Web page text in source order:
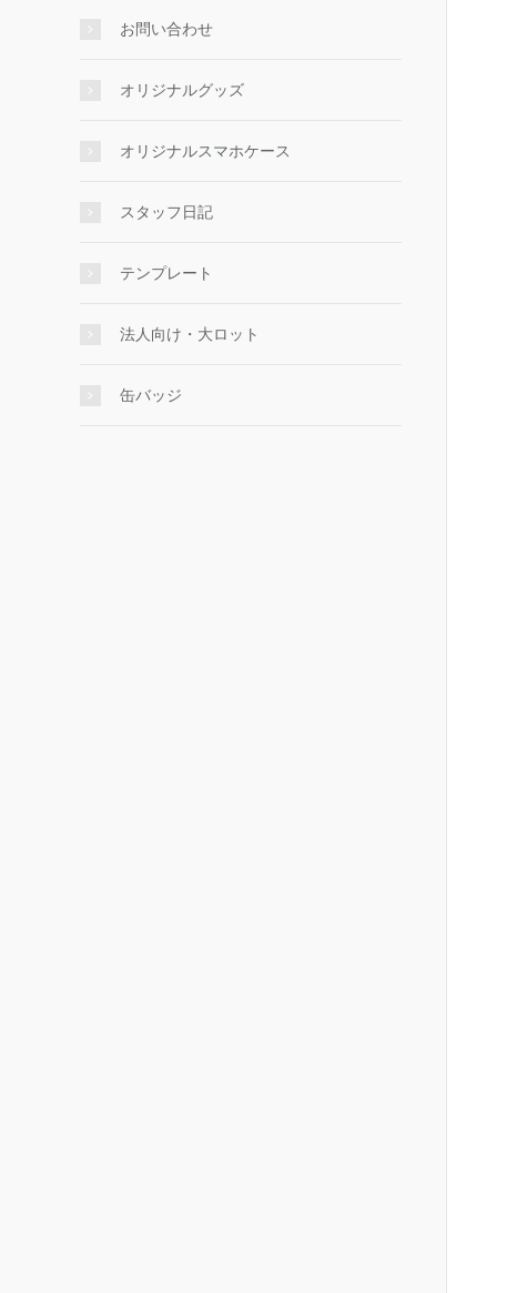
お問い合わせ
オリジナルグッズ
オリジナルスマホケース
スタッフ日記
テンプレート
法人向け・大ロット
缶バッジ